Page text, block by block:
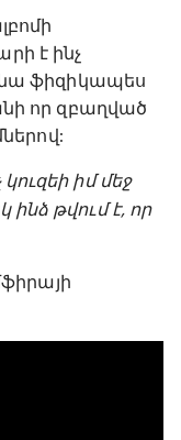
է ինչ
նա ֆիզիկապես
որ զբաղված
իմ մեջ
թվում է, որ